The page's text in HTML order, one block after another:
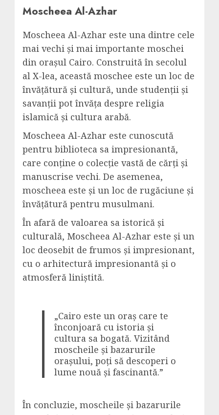
Moscheea Al-Azhar
Moscheea Al-Azhar este una dintre cele
mai vechi și mai importante moschei
din orașul Cairo. Construită în secolul
al X-lea, această moschee este un loc de
învățătură și cultură, unde studenții și
savanții pot învăța despre religia
islamică și cultura arabă.
Moscheea Al-Azhar este cunoscută
pentru biblioteca sa impresionantă,
care conține o colecție vastă de cărți și
manuscrise vechi. De asemenea,
moscheea este și un loc de rugăciune și
învățătură pentru musulmani.
În afară de valoarea sa istorică și
culturală, Moscheea Al-Azhar este și un
loc deosebit de frumos și impresionant,
cu o arhitectură impresionantă și o
atmosferă liniștită.
„Cairo este un oraș care te
înconjoară cu istoria și
cultura sa bogată. Vizitând
moscheile și bazarurile
orașului, poți să descoperi o
lume nouă și fascinantă.”
În concluzie, moscheile și bazarurile